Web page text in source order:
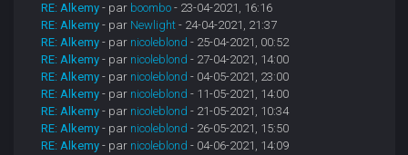
RE: Alkemy - par boombo - 23-04-2021, 16:16
RE: Alkemy - par Newlight - 24-04-2021, 21:37
RE: Alkemy - par nicoleblond - 25-04-2021, 00:52
RE: Alkemy - par nicoleblond - 27-04-2021, 14:00
RE: Alkemy - par nicoleblond - 04-05-2021, 23:00
RE: Alkemy - par nicoleblond - 11-05-2021, 14:00
RE: Alkemy - par nicoleblond - 21-05-2021, 10:34
RE: Alkemy - par nicoleblond - 26-05-2021, 15:50
RE: Alkemy - par nicoleblond - 04-06-2021, 14:09